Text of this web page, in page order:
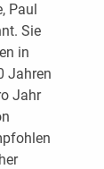
Paul
Sie
in
Jahren
Jahr